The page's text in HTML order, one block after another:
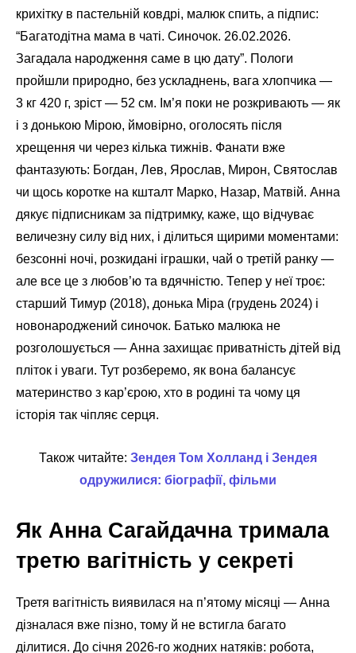
крихітку в пастельній ковдрі, малюк спить, а підпис:
“Багатодітна мама в чаті. Синочок. 26.02.2026.
Загадала народження саме в цю дату”. Пологи
пройшли природно, без ускладнень, вага хлопчика —
3 кг 420 г, зріст — 52 см. Ім’я поки не розкривають — як
і з донькою Мірою, ймовірно, оголосять після
хрещення чи через кілька тижнів. Фанати вже
фантазують: Богдан, Лев, Ярослав, Мирон, Святослав
чи щось коротке на кшталт Марко, Назар, Матвій. Анна
дякує підписникам за підтримку, каже, що відчуває
величезну силу від них, і ділиться щирими моментами:
безсонні ночі, розкидані іграшки, чай о третій ранку —
але все це з любов’ю та вдячністю. Тепер у неї троє:
старший Тимур (2018), донька Міра (грудень 2024) і
новонароджений синочок. Батько малюка не
розголошується — Анна захищає приватність дітей від
пліток і уваги. Тут розберемо, як вона балансує
материнство з кар’єрою, хто в родині та чому ця
історія так чіпляє серця.
Також читайте: Зендея Том Холланд і Зендея
одружилися: біографії, фільми
Як Анна Сагайдачна тримала
третю вагітність у секреті
Третя вагітність виявилася на п’ятому місяці — Анна
дізналася вже пізно, тому й не встигла багато
ділитися. До січня 2026-го жодних натяків: робота,